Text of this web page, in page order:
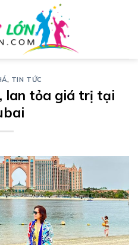
, TIN TỨC
lan tỏa giá trị tại